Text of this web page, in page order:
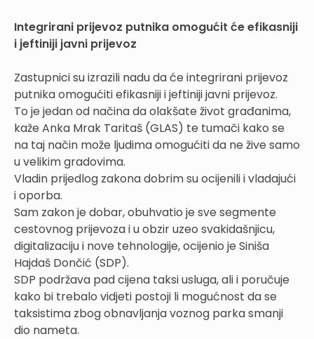
Integrirani prijevoz putnika omogućit će efikasniji
i jeftiniji javni prijevoz
Zastupnici su izrazili nadu da će integrirani prijevoz
putnika omogućiti efikasniji i jeftiniji javni prijevoz.
To je jedan od načina da olakšate život građanima,
kaže Anka Mrak Taritaš (GLAS) te tumači kako se
na taj način može ljudima omogućiti da ne žive samo
u velikim gradovima.
Vladin prijedlog zakona dobrim su ocijenili i vladajući
i oporba.
Sam zakon je dobar, obuhvatio je sve segmente
cestovnog prijevoza i u obzir uzeo svakidašnjicu,
digitalizaciju i nove tehnologije, ocijenio je Siniša
Hajdaš Dončić (SDP).
SDP podržava pad cijena taksi usluga, ali i poručuje
kako bi trebalo vidjeti postoji li mogućnost da se
taksistima zbog obnavljanja voznog parka smanji
dio nameta.